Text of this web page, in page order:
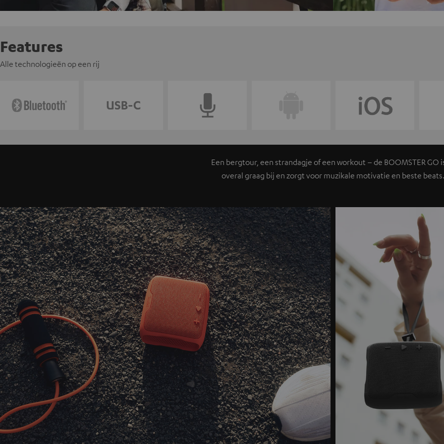
Features
Alle technologieën op een rij
Een bergtour, een strandagje of een workout – de BOOMSTER GO
overal graag bij en zorgt voor muzikale motivatie en beste beats.